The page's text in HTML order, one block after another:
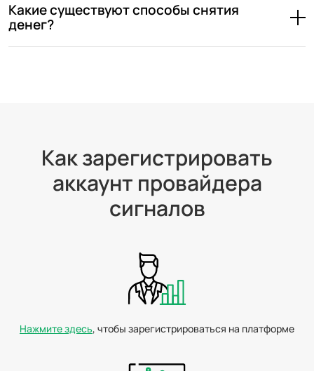
Какие существуют способы снятия
денег?
Как зарегистрировать
аккаунт провайдера
сигналов
Нажмите здесь, чтобы зарегистрироваться на платформе